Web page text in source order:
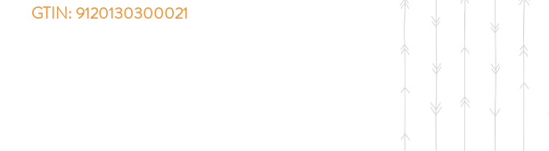
GTIN: 9120130300021